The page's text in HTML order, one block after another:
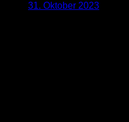
31. Oktober 2023